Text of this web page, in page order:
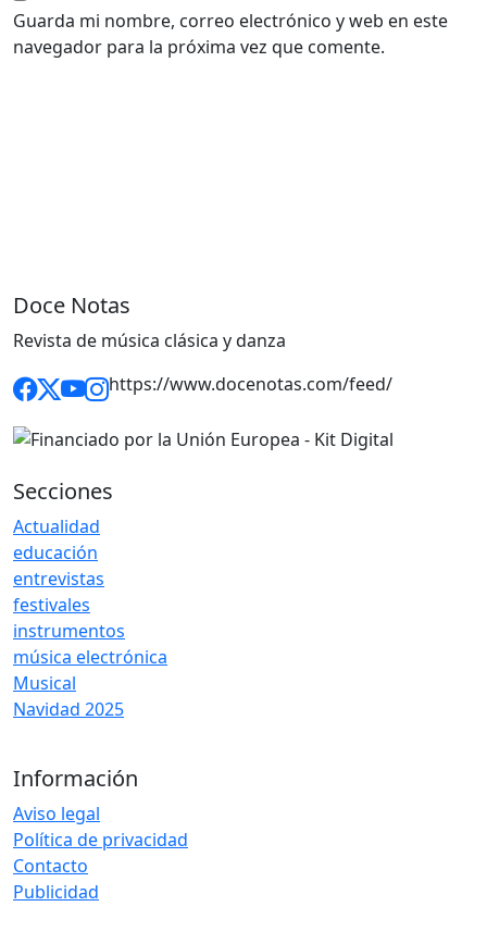
Guarda mi nombre, correo electrónico y web en este
navegador para la próxima vez que comente.
Doce Notas
Revista de música clásica y danza
https://www.docenotas.com/feed/
Secciones
Actualidad
educación
entrevistas
festivales
instrumentos
música electrónica
Musical
Navidad 2025
Información
Aviso legal
Política de privacidad
Contacto
Publicidad